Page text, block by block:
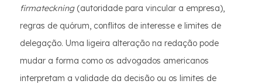
firmateckning(autoridade para vincular a empresa),
regras de quórum, conflitos de interesse e limites de
delegação. Uma ligeira alteração na redação pode
mudar a forma como os advogados americanos
interpretam a validade da decisão ou os limites de